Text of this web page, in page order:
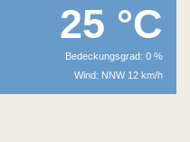
25 °C
Bedeckungsgrad: 0 %
Wind: NNW 12 km/h